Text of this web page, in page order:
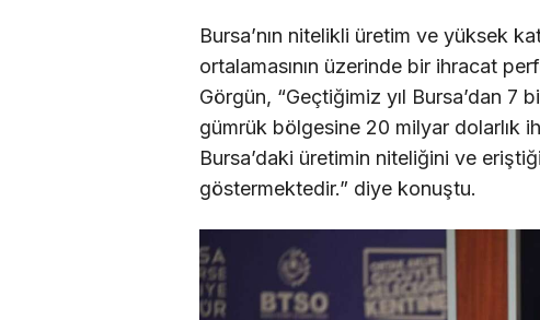
Bursa’nın nitelikli üretim ve yüksek
ortalamasının üzerinde bir ihracat
Görgün, “Geçtiğimiz yıl Bursa’dan 7
gümrük bölgesine 20 milyar dolarlık
Bursa’daki üretimin niteliğini ve
göstermektedir.” diye konuştu.